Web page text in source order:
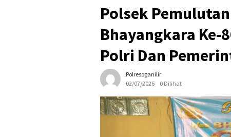
Polsek
Bhayangkara Ke-
Polri Dan
Polresoganilir
02/07/2026
0 Dilihat